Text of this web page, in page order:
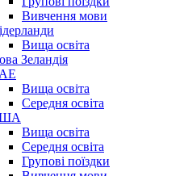
Вивчення мови
Вища освіта
Зеландія
Вища освіта
Середня освіта
Вища освіта
Середня освіта
Групові поїздки